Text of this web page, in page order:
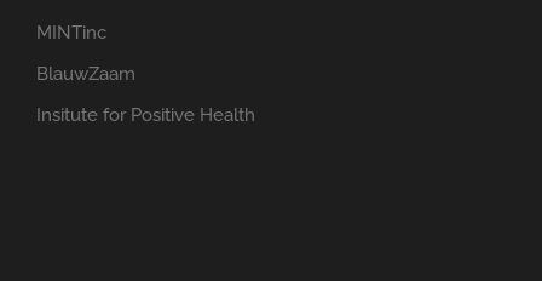
MINTinc
BlauwZaam
Insitute for Positive Health